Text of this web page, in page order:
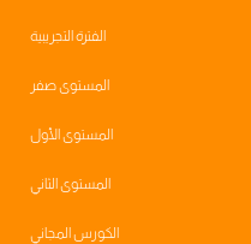
الفترة التجريبية
المستوى صفر
المستوى الأول
المستوى الثاني
الكورس المجاني